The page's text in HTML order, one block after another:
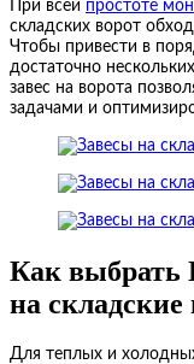
При всей простоте
складских ворот
Чтобы привести в
достаточно
завес на ворота
задачами и
Как выбрать
на складские
Для теплых и